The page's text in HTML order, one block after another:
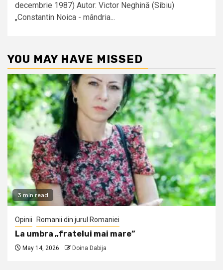
decembrie 1987) Autor: Victor Neghină (Sibiu)
„Constantin Noica - mândria...
YOU MAY HAVE MISSED
3 min read
Opinii Romanii din jurul Romaniei
La umbra „fratelui mai mare”
May 14, 2026 Doina Dabija